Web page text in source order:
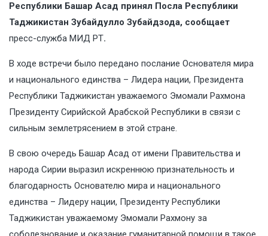
Республики Башар Асад принял Посла Республики
Таджикистан Зубайдулло Зубайдзода, сообщает
пресс-служба МИД РТ.
В ходе встречи было передано послание Основателя мира
и национального единства – Лидера нации, Президента
Республики Таджикистан уважаемого Эмомали Рахмона
Президенту Сирийской Арабской Республики в связи с
сильным землетрясением в этой стране.
В свою очередь Башар Асад от имени Правительства и
народа Сирии выразил искреннюю признательность и
благодарность Основателю мира и национального
единства – Лидеру нации, Президенту Республики
Таджикистан уважаемому Эмомали Рахмону за